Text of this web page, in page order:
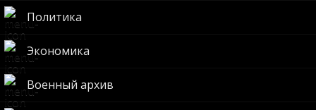
Политика
Экономика
Военный архив